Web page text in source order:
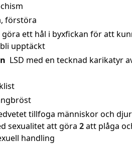
förstöra
ett hål i byxfickan för att
upptäckt
LSD med en tecknad karikatyr
tillfoga människor och
sexualitet att göra 2att plåga
handling